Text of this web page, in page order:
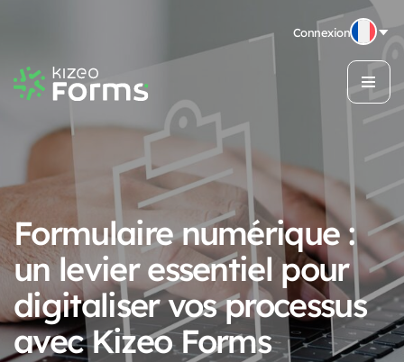
Connexion
Formulaire numérique :
un levier essentiel pour
digitaliser vos processus
avec Kizeo Forms